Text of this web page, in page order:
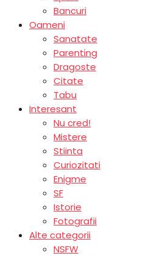
Bancuri
Oameni
Sanatate
Parenting
Dragoste
Citate
Tabu
Interesant
Nu cred!
Mistere
Stiinta
Curiozitati
Enigme
SF
Istorie
Fotografii
Alte categorii
NSFW